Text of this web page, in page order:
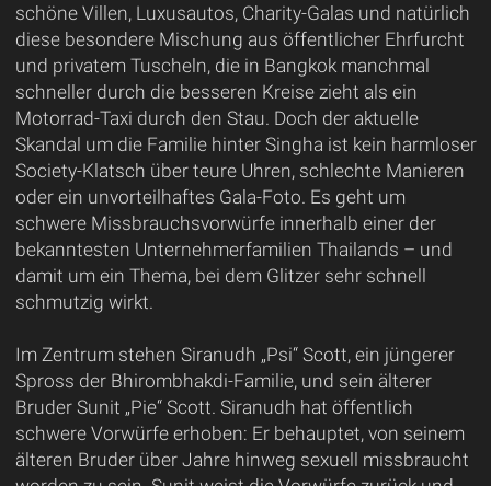
schöne Villen, Luxusautos, Charity-Galas und natürlich
diese besondere Mischung aus öffentlicher Ehrfurcht
und privatem Tuscheln, die in Bangkok manchmal
schneller durch die besseren Kreise zieht als ein
Motorrad-Taxi durch den Stau. Doch der aktuelle
Skandal um die Familie hinter Singha ist kein harmloser
Society-Klatsch über teure Uhren, schlechte Manieren
oder ein unvorteilhaftes Gala-Foto. Es geht um
schwere Missbrauchsvorwürfe innerhalb einer der
bekanntesten Unternehmerfamilien Thailands – und
damit um ein Thema, bei dem Glitzer sehr schnell
schmutzig wirkt.
Im Zentrum stehen Siranudh „Psi“ Scott, ein jüngerer
Spross der Bhirombhakdi-Familie, und sein älterer
Bruder Sunit „Pie“ Scott. Siranudh hat öffentlich
schwere Vorwürfe erhoben: Er behauptet, von seinem
älteren Bruder über Jahre hinweg sexuell missbraucht